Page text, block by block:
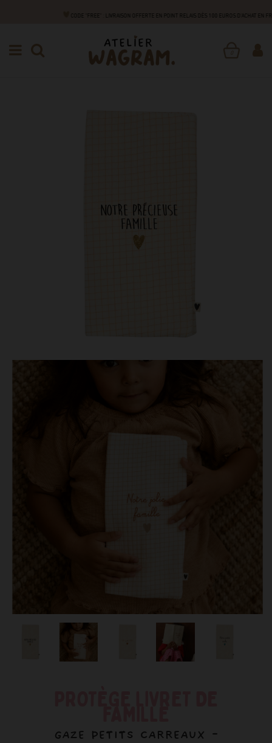
CODE "FREE" : LIVRAISON OFFERTE EN POINT RELAIS DÈS 100 EUROS D'ACHAT EN
GAZE PETITS CARREAUX -